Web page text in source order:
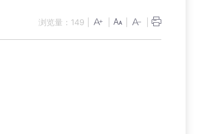
浏览量： 149